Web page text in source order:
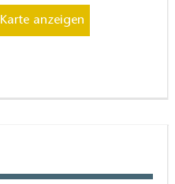
Karte anzeigen